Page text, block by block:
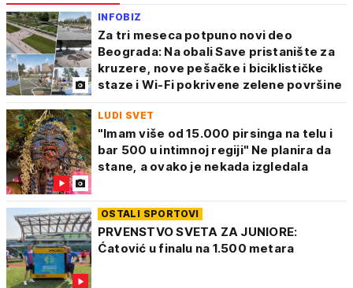
INFOBIZ
Za tri meseca potpuno novi deo
Beograda: Na obali Save pristanište za
kruzere, nove pešačke i biciklističke
staze i Wi-Fi pokrivene zelene površine
LUDI SVET
"Imam više od 15.000 pirsinga na telu i
bar 500 u intimnoj regiji" Ne planira da
stane, a ovako je nekada izgledala
OSTALI SPORTOVI
PRVENSTVO SVETA ZA JUNIORE:
Ćatović u finalu na 1.500 metara